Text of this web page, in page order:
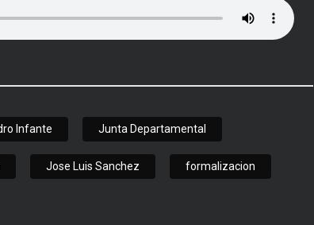
Infante Junta Departamental
Jose Luis Sanchez formalizacion